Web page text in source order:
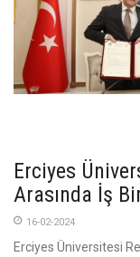
Erciyes
Arasında İş
16-02-2024
Erciyes Üniversitesi